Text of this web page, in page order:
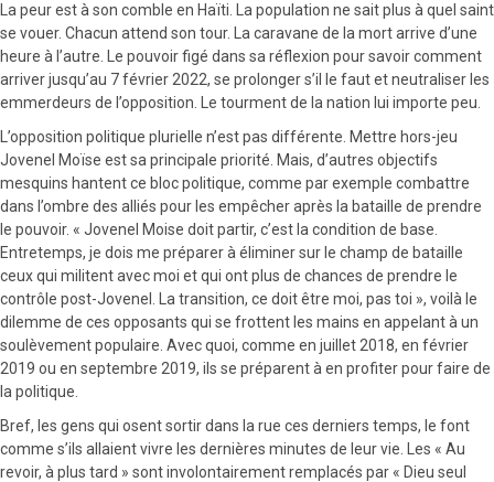
La peur est à son comble en Haïti. La population ne sait plus à quel saint
se vouer. Chacun attend son tour. La caravane de la mort arrive d’une
heure à l’autre. Le pouvoir figé dans sa réflexion pour savoir comment
arriver jusqu’au 7 février 2022, se prolonger s’il le faut et neutraliser les
emmerdeurs de l’opposition. Le tourment de la nation lui importe peu.
L’opposition politique plurielle n’est pas différente. Mettre hors-jeu
Jovenel Moïse est sa principale priorité. Mais, d’autres objectifs
mesquins hantent ce bloc politique, comme par exemple combattre
dans l’ombre des alliés pour les empêcher après la bataille de prendre
le pouvoir. « Jovenel Moise doit partir, c’est la condition de base.
Entretemps, je dois me préparer à éliminer sur le champ de bataille
ceux qui militent avec moi et qui ont plus de chances de prendre le
contrôle post-Jovenel. La transition, ce doit être moi, pas toi », voilà le
dilemme de ces opposants qui se frottent les mains en appelant à un
soulèvement populaire. Avec quoi, comme en juillet 2018, en février
2019 ou en septembre 2019, ils se préparent à en profiter pour faire de
la politique.
Bref, les gens qui osent sortir dans la rue ces derniers temps, le font
comme s’ils allaient vivre les dernières minutes de leur vie. Les « Au
revoir, à plus tard » sont involontairement remplacés par « Dieu seul